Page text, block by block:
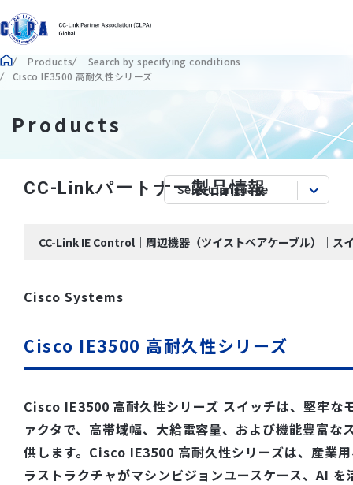
Products
Search by specifying conditions
Cisco IE3500 高耐久性シリーズ
Products
CC-Linkパートナー製品情報
CC-Link IE Control｜周辺機器（ツイストペアケーブル）｜ス
Cisco Systems
Cisco IE3500 高耐久性シリーズ
Cisco IE3500 高耐久性シリーズ スイッチは、堅牢な
ァクタで、高帯域幅、大給電容量、および機能豊富な
供します。Cisco IE3500 高耐久性シリーズは、産業
ラストラクチャがマシンビジョンユースケース、AI